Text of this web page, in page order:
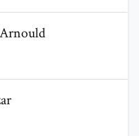
Arnould
Arnould